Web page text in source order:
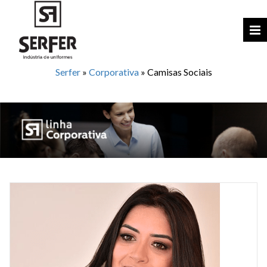
Serfer» Corporativa» Camisas Sociais